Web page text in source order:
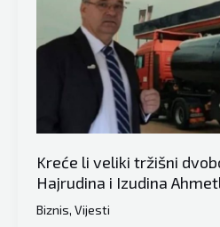
prijatelja
više
od
1.500
Kreće li veliki tržišni
Hajrudina i Izudina
Biznis, Vijesti